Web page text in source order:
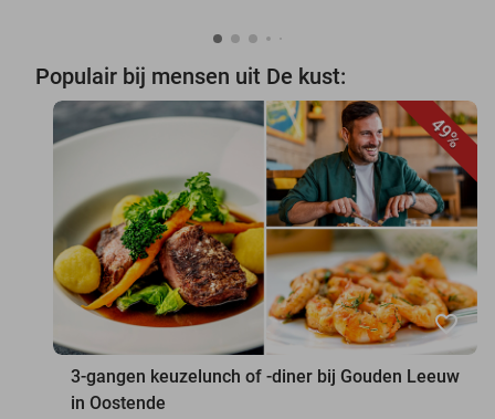
Populair bij mensen uit De kust:
49%
favorite_border
3-gangen keuzelunch of -diner bij Gouden Leeuw
in Oostende